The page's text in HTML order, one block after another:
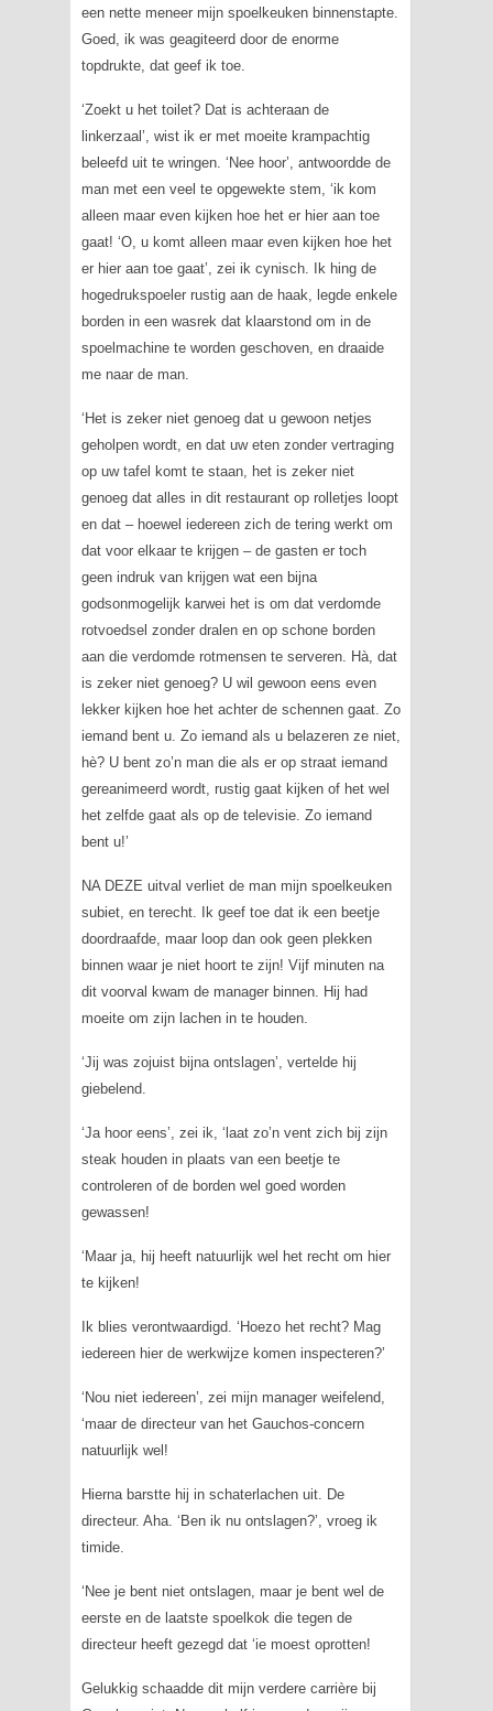
een nette meneer mijn spoelkeuken binnenstapte.
Goed, ik was geagiteerd door de enorme
topdrukte, dat geef ik toe.
‘Zoekt u het toilet? Dat is achteraan de
linkerzaal’, wist ik er met moeite krampachtig
beleefd uit te wringen. ‘Nee hoor’, antwoordde de
man met een veel te opgewekte stem, ‘ik kom
alleen maar even kijken hoe het er hier aan toe
gaat! ‘O, u komt alleen maar even kijken hoe het
er hier aan toe gaat’, zei ik cynisch. Ik hing de
hogedrukspoeler rustig aan de haak, legde enkele
borden in een wasrek dat klaarstond om in de
spoelmachine te worden geschoven, en draaide
me naar de man.
‘Het is zeker niet genoeg dat u gewoon netjes
geholpen wordt, en dat uw eten zonder vertraging
op uw tafel komt te staan, het is zeker niet
genoeg dat alles in dit restaurant op rolletjes loopt
en dat – hoewel iedereen zich de tering werkt om
dat voor elkaar te krijgen – de gasten er toch
geen indruk van krijgen wat een bijna
godsonmogelijk karwei het is om dat verdomde
rotvoedsel zonder dralen en op schone borden
aan die verdomde rotmensen te serveren. Hà, dat
is zeker niet genoeg? U wil gewoon eens even
lekker kijken hoe het achter de schennen gaat. Zo
iemand bent u. Zo iemand als u belazeren ze niet,
hè? U bent zo’n man die als er op straat iemand
gereanimeerd wordt, rustig gaat kijken of het wel
het zelfde gaat als op de televisie. Zo iemand
bent u!’
NA DEZE uitval verliet de man mijn spoelkeuken
subiet, en terecht. Ik geef toe dat ik een beetje
doordraafde, maar loop dan ook geen plekken
binnen waar je niet hoort te zijn! Vijf minuten na
dit voorval kwam de manager binnen. Hij had
moeite om zijn lachen in te houden.
‘Jij was zojuist bijna ontslagen’, vertelde hij
giebelend.
‘Ja hoor eens’, zei ik, ‘laat zo’n vent zich bij zijn
steak houden in plaats van een beetje te
controleren of de borden wel goed worden
gewassen!
‘Maar ja, hij heeft natuurlijk wel het recht om hier
te kijken!
Ik blies verontwaardigd. ‘Hoezo het recht? Mag
iedereen hier de werkwijze komen inspecteren?’
‘Nou niet iedereen’, zei mijn manager weifelend,
‘maar de directeur van het Gauchos-concern
natuurlijk wel!
Hierna barstte hij in schaterlachen uit. De
directeur. Aha. ‘Ben ik nu ontslagen?’, vroeg ik
timide.
‘Nee je bent niet ontslagen, maar je bent wel de
eerste en de laatste spoelkok die tegen de
directeur heeft gezegd dat ‘ie moest oprotten!
Gelukkig schaadde dit mijn verdere carrière bij